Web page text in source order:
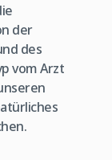
der
des
vom Arzt